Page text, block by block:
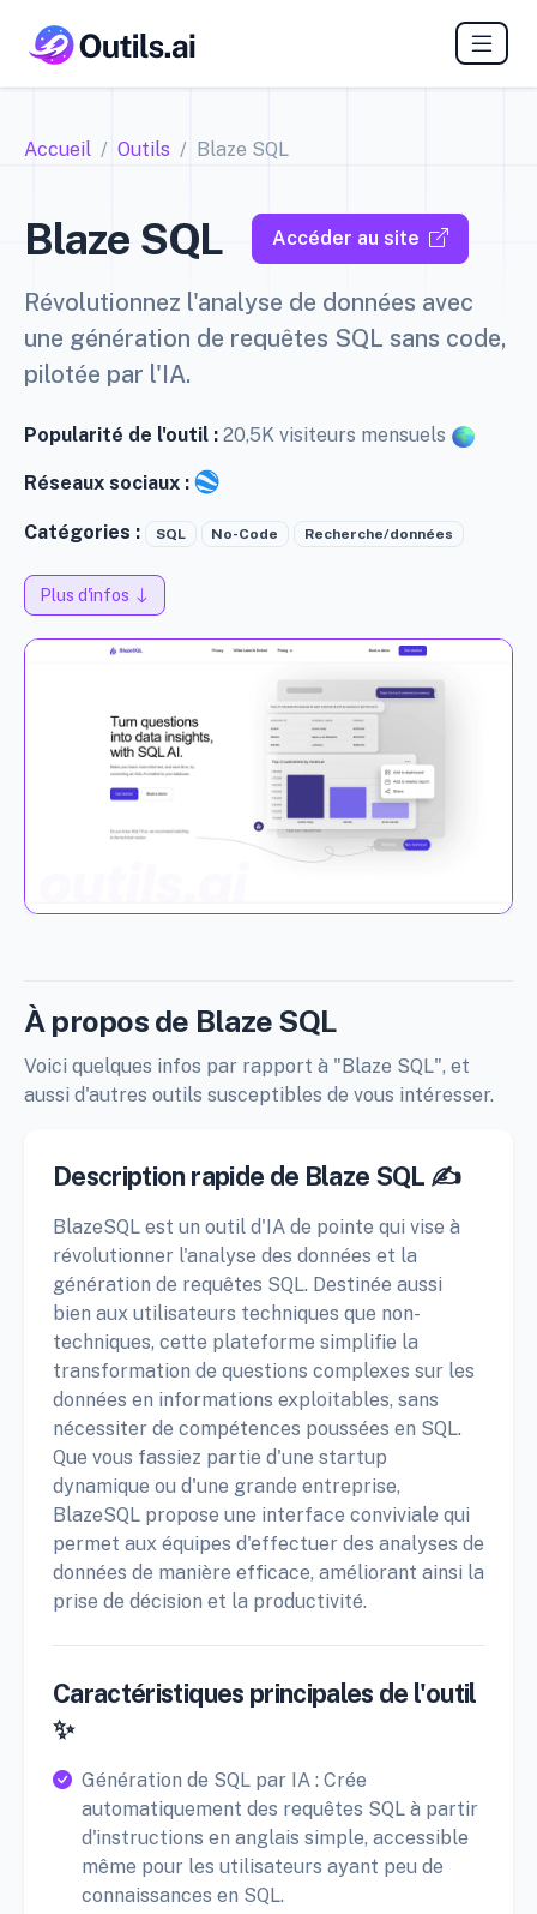
Accueil Outils Blaze SQL
Blaze SQL Accéder au site
Révolutionnez l'analyse de données avec
une génération de requêtes SQL sans code,
pilotée par l'IA.
Popularité de l'outil : 20,5K visiteurs mensuels
Réseaux sociaux :
Catégories : SQL No-Code Recherche/données
Plus d'infos
À propos de Blaze SQL
Voici quelques infos par rapport à "Blaze SQL", et
aussi d'autres outils susceptibles de vous intéresser.
Description rapide de Blaze SQL ✍️
BlazeSQL est un outil d'IA de pointe qui vise à
révolutionner l'analyse des données et la
génération de requêtes SQL. Destinée aussi
bien aux utilisateurs techniques que non-
techniques, cette plateforme simplifie la
transformation de questions complexes sur les
données en informations exploitables, sans
nécessiter de compétences poussées en SQL.
Que vous fassiez partie d'une startup
dynamique ou d'une grande entreprise,
BlazeSQL propose une interface conviviale qui
permet aux équipes d'effectuer des analyses de
données de manière efficace, améliorant ainsi la
prise de décision et la productivité.
Caractéristiques principales de l'outil
✨
Génération de SQL par IA : Crée
automatiquement des requêtes SQL à partir
d'instructions en anglais simple, accessible
même pour les utilisateurs ayant peu de
connaissances en SQL.